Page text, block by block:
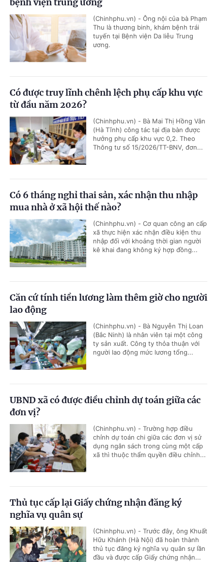
(Chinhphu.vn) - Ông nội của bà Phạm
Thu là thương binh, khám bệnh trái
tuyến tại Bệnh viện Da liễu Trung
ương.
Có được truy lĩnh chênh lệch phụ cấp khu vực
từ đầu năm 2026?
(Chinhphu.vn) - Bà Mai Thị Hồng Vân
(Hà Tĩnh) công tác tại địa bàn được
hưởng phụ cấp khu vực 0,2. Theo
Thông tư số 15/2026/TT-BNV, đơn...
Có 6 tháng nghỉ thai sản, xác nhận thu nhập
mua nhà ở xã hội thế nào?
(Chinhphu.vn) - Cơ quan công an cấp
xã thực hiện xác nhận điều kiện thu
nhập đối với khoảng thời gian người
kê khai đang không ký hợp đồng...
Căn cứ tính tiền lương làm thêm giờ cho người
lao động
(Chinhphu.vn) - Bà Nguyễn Thị Loan
(Bắc Ninh) là nhân viên tại một công
ty sản xuất. Công ty thỏa thuận với
người lao động mức lương tổng...
UBND xã có được điều chỉnh dự toán giữa các
đơn vị?
(Chinhphu.vn) - Trường hợp điều
chỉnh dự toán chi giữa các đơn vị sử
dụng ngân sách trong cùng một cấp
xã thì thuộc thẩm quyền điều chỉnh...
Thủ tục cấp lại Giấy chứng nhận đăng ký
nghĩa vụ quân sự
(Chinhphu.vn) - Trước đây, ông Khuất
Hữu Khánh (Hà Nội) đã hoàn thành
thủ tục đăng ký nghĩa vụ quân sự lần
đầu và được cấp Giấy chứng nhận...